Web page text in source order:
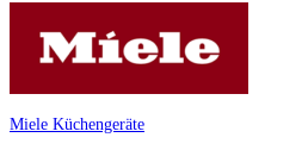
Miele Küchengeräte